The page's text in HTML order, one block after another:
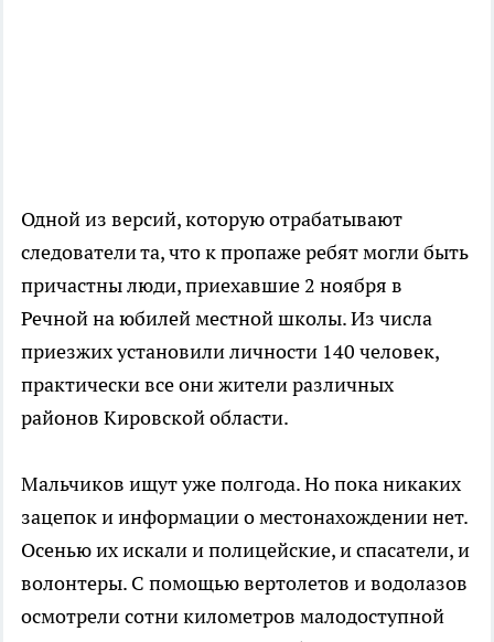
Одной из версий, которую отрабатывают
следователи та, что к пропаже ребят могли быть
причастны люди, приехавшие 2 ноября в
Речной на юбилей местной школы. Из числа
приезжих установили личности 140 человек,
практически все они жители различных
районов Кировской области.
Мальчиков ищут уже полгода. Но пока никаких
зацепок и информации о местонахождении нет.
Осенью их искали и полицейские, и спасатели, и
волонтеры. С помощью вертолетов и водолазов
осмотрели сотни километров малодоступной